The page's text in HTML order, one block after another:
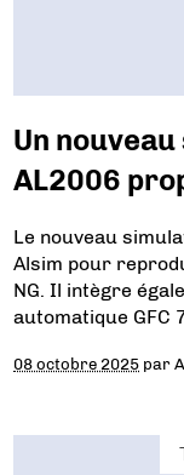
Un
AL2006
Le nouveau
Alsim pour
NG. Il intègre
automatique GFC
08 octobre 2025 par